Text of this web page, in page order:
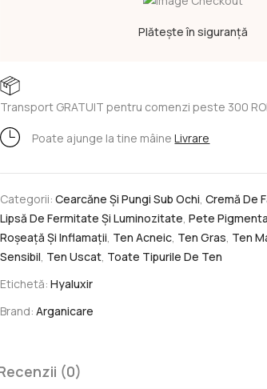
Plătește în siguranță
Transport GRATUIT pentru comenzi peste 300
Poate ajunge la tine mâineLivrare
Categorii:Cearcăne Și Pungi Sub Ochi ,Cremă De
Lipsă De Fermitate Și Luminozitate ,Pete
Roșeață Și Inflamații Ten Acneic Ten Gras Ten
Sensibil Ten Uscat Toate Tipurile De Ten
Etichetă:Hyaluxir
Brand:Arganicare
(0)